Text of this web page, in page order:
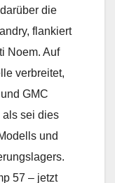
die
flankiert
Noem. Auf
verbreitet,
GMC
als sei dies
und
57 – jetzt